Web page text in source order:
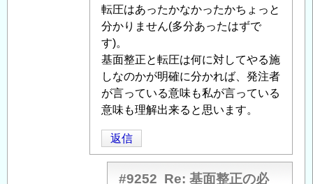
必
要
性」
へ
の
返
信
転圧はあったかなかったかちょっと
分かりません(多分あったはずで
す)。
基面整正と転圧は何に対してやる施
しなのかが明確に分かれば、発注者
が言っている意味も私が言っている
意味も理解出来ると思います。
返信
#9252 Re: 基面整正の必